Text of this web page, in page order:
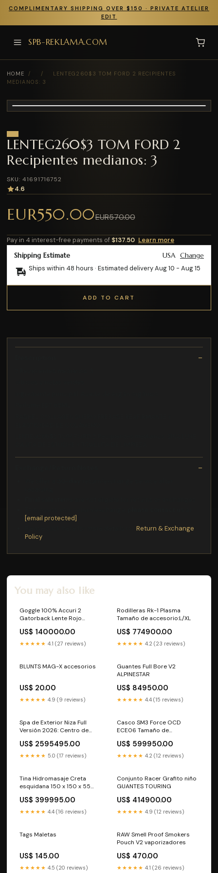
COMPLIMENTARY SHIPPING OVER $150 · PRIVATE ATELIER
EDIT
SPB-REKLAMA.COM
HOME / /
LENTEG260$3 TOM FORD 2 RECIPIENTES
MEDIANOS: 3
LENTEG260$3 TOM FORD 2
Recipientes medianos: 3
SKU: 41691716752
4.6
EUR550.00EUR570.00
Pay in 4 interest-free payments of $137.50 Learn more
Shipping Estimate USA Change
Ships within 48 hours · Estimated deliveryAug 10 - Aug 15
ADD TO CART
[email protected]
Return & Exchange
Policy
You may also like
Goggle 100% Accuri 2
Gatorback Lente Rojo
US$ 140000.00
★★★★★ 4.1 (27 reviews)
Rodilleras Rk-1 Plasma
Tamaño de accesorio:L/XL
US$ 774900.00
★★★★★ 4.2 (23 reviews)
BLUNTS MAG-X accesorios
US$ 20.00
★★★★★ 4.9 (9 reviews)
Guantes Full Bore V2
ALPINESTAR
US$ 84950.00
★★★★★ 4.4 (15 reviews)
Spa de Exterior Niza Full
Versión 2026: Centro de
5 a 6 Personas con 35 Jets
y Calefacción Eficiente
3000W (180x180 cm)
US$ 2595495.00
★★★★★ 5.0 (17 reviews)
Casco SM3 Force OCD
ECE06 Tamaño de
US$ 599950.00
★★★★★ 4.2 (12 reviews)
Tina Hidromasaje Creta
esquidana 150 x 150 x 55
Almohadas. ( Última unidad)
Sistemas de Ducha
US$ 399995.00
★★★★★ 4.4 (16 reviews)
Conjunto Racer Grafito niño
GUANTES TOURING
US$ 414900.00
★★★★★ 4.9 (12 reviews)
Tags Maletas
US$ 145.00
★★★★★ 4.5 (20 reviews)
RAW Smell Proof Smokers
Pouch V2 vaporizadores
US$ 470.00
★★★★★ 4.1 (26 reviews)